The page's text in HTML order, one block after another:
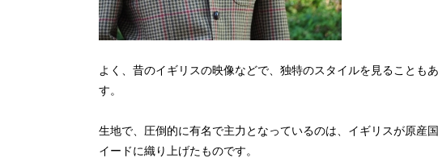
よく、昔のイギリスの映像などで、独特のスタイルを見ることも
す。
生地で、圧倒的に有名で主力となっているのは、イギリスが原産
イードに織り上げたものです。